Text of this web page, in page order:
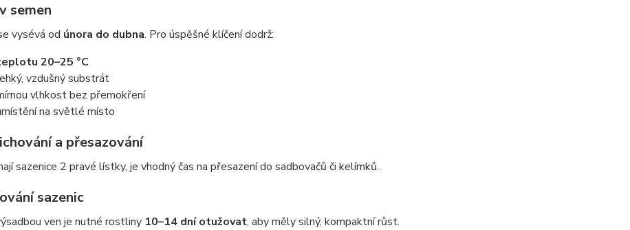
semen
vysévá od února do dubna. Pro úspěšné klíčení dodrž:
20–25 °C
vzdušný substrát
vlhkost bez přemokření
na světlé místo
a přesazování
sazenice 2 pravé lístky, je vhodný čas na přesazení do sadbovačů či kelímků.
sazenic
ven je nutné rostliny 10–14 dní otužovat, aby měly silný, kompaktní růst.